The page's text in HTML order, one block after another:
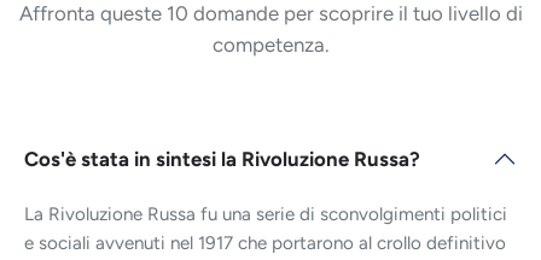
Affronta queste 10 domande per scoprire il tuo livello di
competenza.
Cos'è stata in sintesi la Rivoluzione Russa?
La Rivoluzione Russa fu una serie di sconvolgimenti politici
e sociali avvenuti nel 1917 che portarono al crollo definitivo